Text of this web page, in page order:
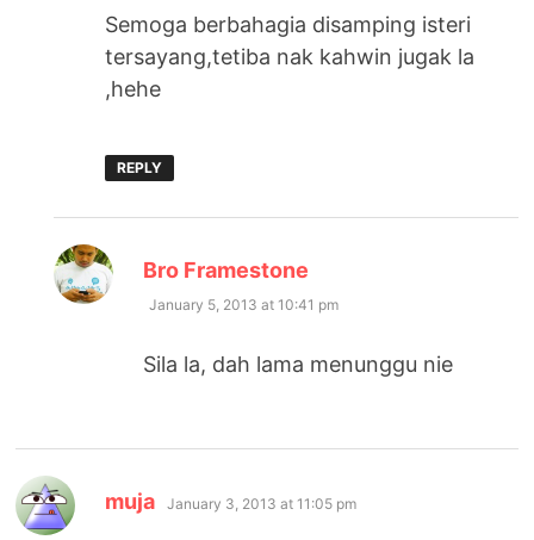
Semoga berbahagia disamping isteri
tersayang,tetiba nak kahwin jugak la
,hehe
REPLY
Bro Framestone
January 5, 2013 at 10:41 pm
Sila la, dah lama menunggu nie
muja says:
January 3, 2013 at 11:05 pm